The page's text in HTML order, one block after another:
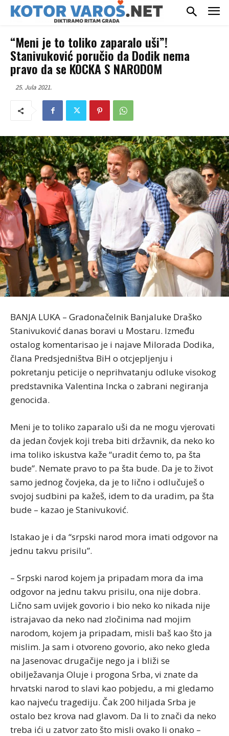
“Meni je to toliko zaparalo uši”!
Stanivuković poručio da Dodik nema
pravo da se KOCKA S NARODOM
25. Jula 2021.
BANJA LUKA – Gradonačelnik Banjaluke Draško
Stanivuković danas boravi u Mostaru. Između
ostalog komentarisao je i najave Milorada Dodika,
člana Predsjedništva BiH o otcjepljenju i
pokretanju peticije o neprihvatanju odluke visokog
predstavnika Valentina Incka o zabrani negiranja
genocida.
Meni je to toliko zaparalo uši da ne mogu vjerovati
da jedan čovjek koji treba biti državnik, da neko ko
ima toliko iskustva kaže “uradit ćemo to, pa šta
bude”. Nemate pravo to pa šta bude. Da je to život
samo jednog čovjeka, da je to lično i odlučuješ o
svojoj sudbini pa kažeš, idem to da uradim, pa šta
bude – kazao je Stanivuković.
Istakao je i da “srpski narod mora imati odgovor na
jednu takvu prisilu”.
– Srpski narod kojem ja pripadam mora da ima
odgovor na jednu takvu prisilu, ona nije dobra.
Lično sam uvijek govorio i bio neko ko nikada nije
istrajavao da neko nad zločinima nad mojim
narodom, kojem ja pripadam, misli baš kao što ja
mislim. Ja sam i otvoreno govorio, ako neko gleda
na Jasenovac drugačije nego ja i bliži se
obilježavanja Oluje i progona Srba, vi znate da
hrvatski narod to slavi kao pobjedu, a mi gledamo
kao najveću tragediju. Čak 200 hiljada Srba je
ostalo bez krova nad glavom. Da li to znači da neko
treba ići u zatvor zato što misli ovako li onako –